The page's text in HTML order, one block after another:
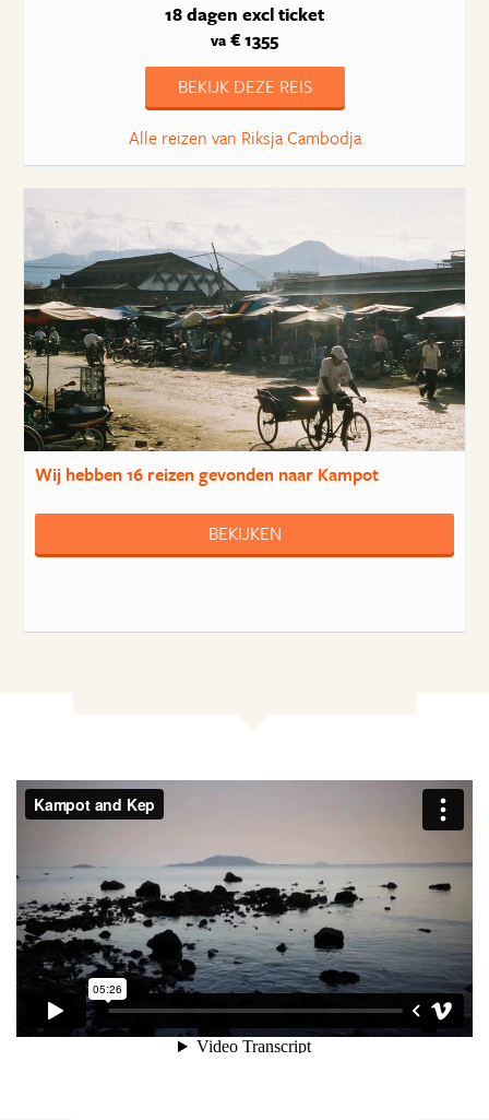
18 dagen excl ticket
va € 1355
BEKIJK DEZE REIS
Alle reizen van Riksja Cambodja
Wij hebben16 reizengevonden naar Kampot
BEKIJKEN